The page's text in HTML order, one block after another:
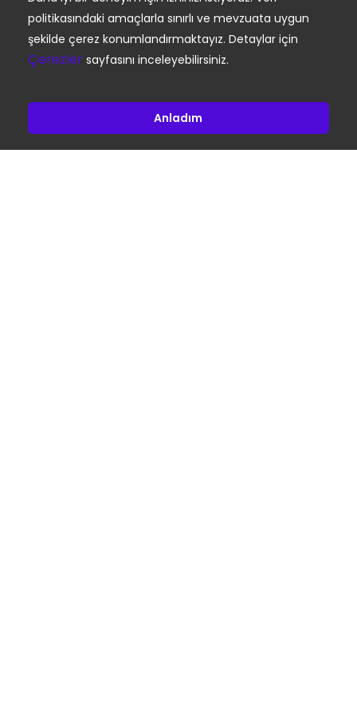
politikasındaki amaçlarla sınırlı ve mevzuata uygun
şekilde çerez konumlandırmaktayız. Detaylar için
Çerezlersayfasını inceleyebilirsiniz.
Anladım